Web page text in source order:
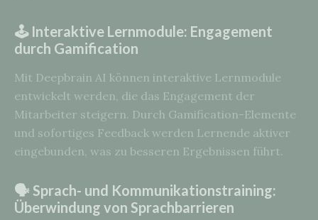
🕹️ Interaktive Lernmodule: Engagement
durch Gamification
Mit Deepbrain AI können interaktive Lernmodule
entwickelt werden, die das Engagement der
Mitarbeiter steigern. Durch Gamification-Elemente
und sofortiges Feedback werden Lernende aktiver
eingebunden, was zu besseren Ergebnissen führt.
🗣️ Sprach- und Kommunikationstraining:
Überwindung von Sprachbarrieren